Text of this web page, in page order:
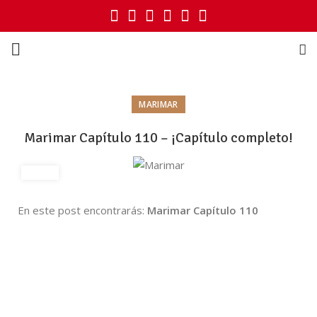
MARIMAR
Marimar Capítulo 110 – ¡Capítulo completo!
En este post encontrarás: Marimar Capítulo 110